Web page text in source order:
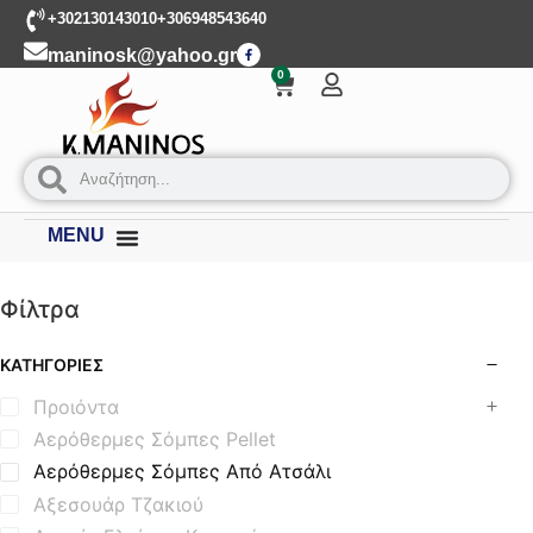
+302130143010+306948543640
maninosk@yahoo.gr
0
MENU
Φίλτρα
ΚΑΤΗΓΟΡΊΕΣ
Προιόντα
Αερόθερμες Σόμπες Pellet
Αερόθερμες Σόμπες Από Ατσάλι
Αξεσουάρ Τζακιού